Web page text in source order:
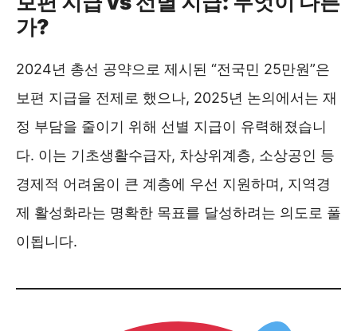
가?
2024년 총선 공약으로 제시된 “전국민 25만원”은
보편 지급을 전제로 했으나, 2025년 논의에서는 재
정 부담을 줄이기 위해 선별 지급이 유력해졌습니
다. 이는 기초생활수급자, 차상위계층, 소상공인 등
경제적 어려움이 큰 계층에 우선 지원하며, 지역경
제 활성화라는 명확한 목표를 달성하려는 의도로 풀
이됩니다.